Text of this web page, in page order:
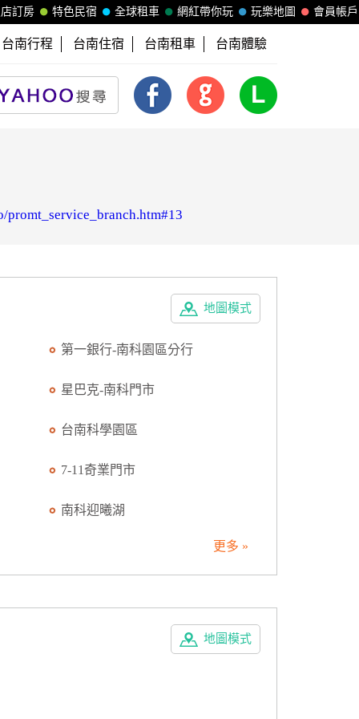
會員帳戶
玩樂地圖
網紅帶你玩
全球租車
特色民宿
訂房
台南行程 台南住宿 台南租車 台南體驗
地圖模式
第一銀行-南科園區分行
星巴克-南科門市
台南科學園區
7-11奇業門市
南科迎曦湖
更多 »
地圖模式